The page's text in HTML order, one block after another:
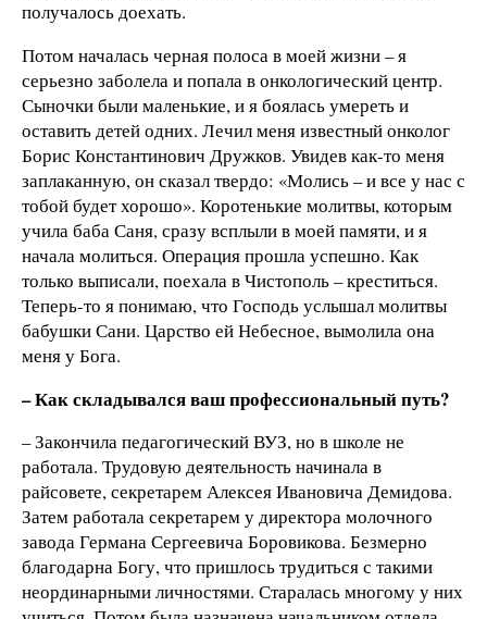
получалось доехать.
Потом началась черная полоса в моей жизни – я
серьезно заболела и попала в онкологический центр.
Сыночки были маленькие, и я боялась умереть и
оставить детей одних. Лечил меня известный онколог
Борис Константинович Дружков. Увидев как-то меня
заплаканную, он сказал твердо: «Молись – и все у нас с
тобой будет хорошо». Коротенькие молитвы, которым
учила баба Саня, сразу всплыли в моей памяти, и я
начала молиться. Операция прошла успешно. Как
только выписали, поехала в Чистополь – креститься.
Теперь-то я понимаю, что Господь услышал молитвы
бабушки Сани. Царство ей Небесное, вымолила она
меня у Бога.
– Как складывался ваш профессиональный путь?
– Закончила педагогический ВУЗ, но в школе не
работала. Трудовую деятельность начинала в
райсовете, секретарем Алексея Ивановича Демидова.
Затем работала секретарем у директора молочного
завода Германа Сергеевича Боровикова. Безмерно
благодарна Богу, что пришлось трудиться с такими
неординарными личностями. Старалась многому у них